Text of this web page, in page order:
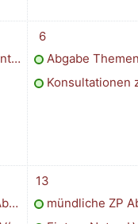
5. Juni2 Termine,
6
Abgabe Themen ZP an PK
Konsultationen zur
12. Juni
3 Termine,
13
mündliche ZP